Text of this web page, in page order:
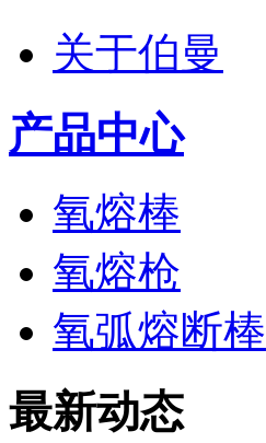
关于伯曼
产品中心
氧熔棒
氧熔枪
氧弧熔断棒
最新动态